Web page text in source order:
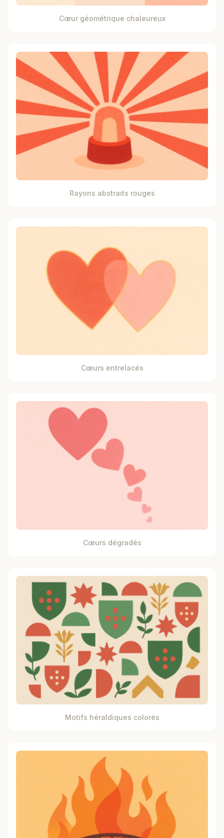
Cœur géométrique chaleureux
Rayons abstraits rouges
Cœurs entrelacés
Cœurs dégradés
Motifs héraldiques colorés